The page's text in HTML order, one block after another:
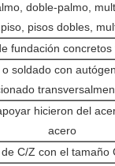
doble-palmo,
pisos dobles,
fundación
soldado con
hicieron del
acero
C/Z con el tamaño